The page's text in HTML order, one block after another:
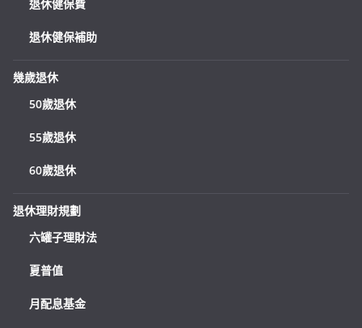
退休健保費
退休健保補助
幾歲退休
50歲退休
55歲退休
60歲退休
退休理財規劃
六罐子理財法
夏普值
月配息基金